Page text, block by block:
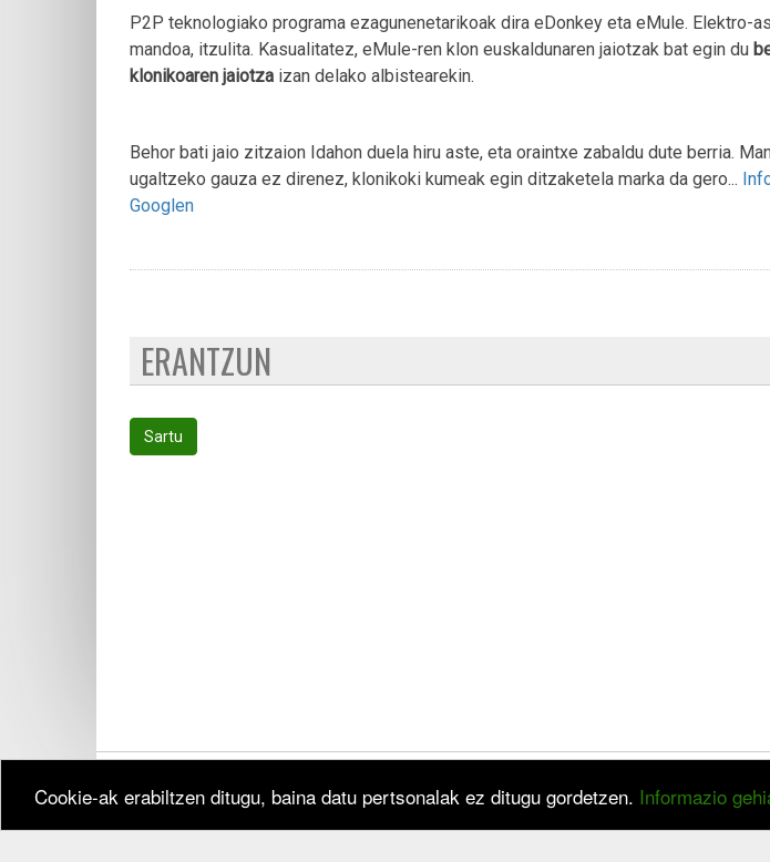
Cookie-ak erabiltzen ditugu, baina datu pertsonalak ez ditugu gordetzen. Informazio
P2P teknologiako programa ezagunenetarikoak dira eDonkey eta eMule. Elektro-
mandoa, itzulita. Kasualitatez, eMule-ren klon euskaldunaren jaiotzak bat egin du
klonikoaren jaiotza izan delako albistearekin.
Behor bati jaio zitzaion Idahon duela hiru aste, eta oraintxe zabaldu dute berria.
ugaltzeko gauza ez direnez, klonikoki kumeak egin ditzaketela marka da gero...
Googlen
ERANTZUN
Sartu